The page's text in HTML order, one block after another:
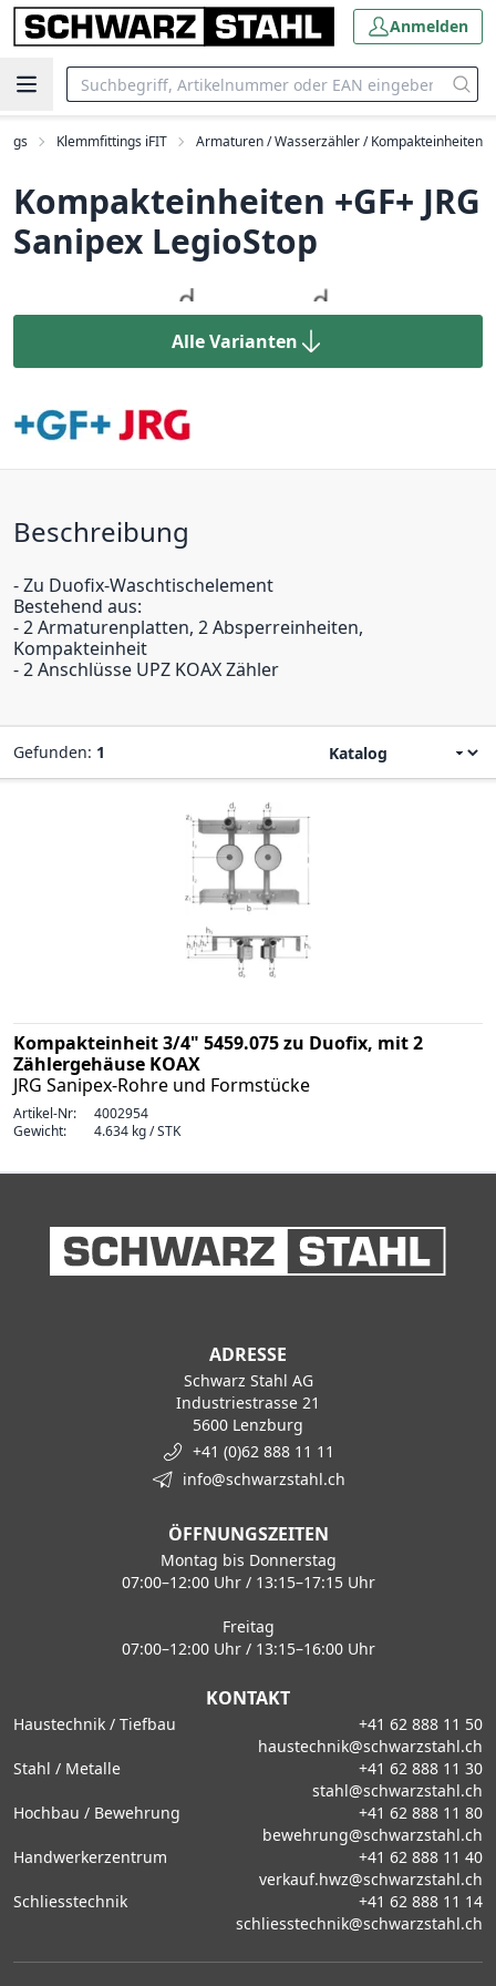
Anmelden
Klemmfittings iFIT Armaturen / Wasserzähler / Kompakteinheiten
Kompakteinheiten +GF+ JRG
Sanipex LegioStop
Alle Varianten
Beschreibung
- Zu Duofix-Waschtischelement
Bestehend aus:
- 2 Armaturenplatten, 2 Absperreinheiten,
Kompakteinheit
- 2 Anschlüsse UPZ KOAX Zähler
Gefunden: 1
Kompakteinheit 3/4" 5459.075 zu Duofix, mit 2
Zählergehäuse KOAX
JRG Sanipex-Rohre und Formstücke
Artikel-Nr:
4002954
Gewicht:
4.634 kg / STK
ADRESSE
Schwarz Stahl AG
Industriestrasse 21
5600 Lenzburg
+41 (0)62 888 11 11
info@schwarzstahl.ch
ÖFFNUNGSZEITEN
Montag bis Donnerstag
07:00–12:00 Uhr / 13:15–17:15 Uhr
Freitag
07:00–12:00 Uhr / 13:15–16:00 Uhr
KONTAKT
Haustechnik / Tiefbau
+41 62 888 11 50
haustechnik@schwarzstahl.ch
Stahl / Metalle
+41 62 888 11 30
stahl@schwarzstahl.ch
Hochbau / Bewehrung
+41 62 888 11 80
bewehrung@schwarzstahl.ch
Handwerkerzentrum
+41 62 888 11 40
verkauf.hwz@schwarzstahl.ch
Schliesstechnik
+41 62 888 11 14
schliesstechnik@schwarzstahl.ch